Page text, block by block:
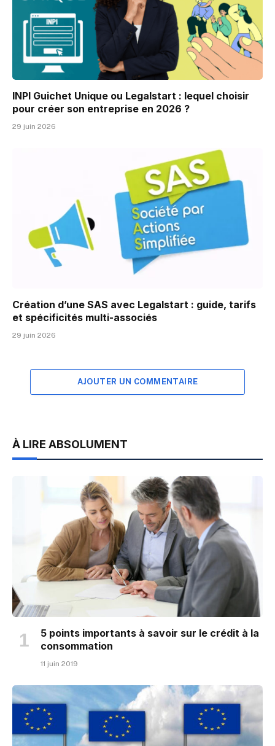
INPI Guichet Unique ou Legalstart : lequel choisir
pour créer son entreprise en 2026 ?
29 juin 2026
Création d’une SAS avec Legalstart : guide, tarifs
et spécificités multi-associés
29 juin 2026
AJOUTER UN COMMENTAIRE
À LIRE ABSOLUMENT
5 points importants à savoir sur le crédit à la
consommation
11 juin 2019